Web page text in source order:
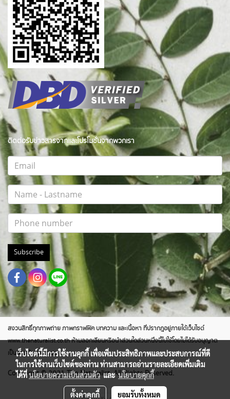
ติดต่อรับข่าวสารจากและโปรโมชั่นจากพวกเรา
Subscribe
สงวนสิทธิ์ทุกภาพถ่าย ภาพกราฟฟิค บทความ และเนื้อหา ที่ปรากฎอยู่ภายใต้เว็บไซต์
www.thenaturalist.co.th ห้ามลอกเลียนหรือนำส่วนใดส่วนหนึ่งนี้ไปใช้โดยไม่ได้รับอนุญาต
เป็นลายลักษณ์อักษร
Copyright © 2021 The Naturalist. All Rights Reserved.
เว็บไซต์นี้มีการใช้งานคุกกี้ เพื่อเพิ่มประสิทธิภาพและประสบการณ์ที่ดี
ในการใช้งานเว็บไซต์ของท่าน ท่านสามารถอ่านรายละเอียดเพิ่มเติม
ได้ที่นโยบายความเป็นส่วนตัวและนโยบายคุกกี้
ตั้งค่าคุกกี้ ยอมรับทั้งหมด